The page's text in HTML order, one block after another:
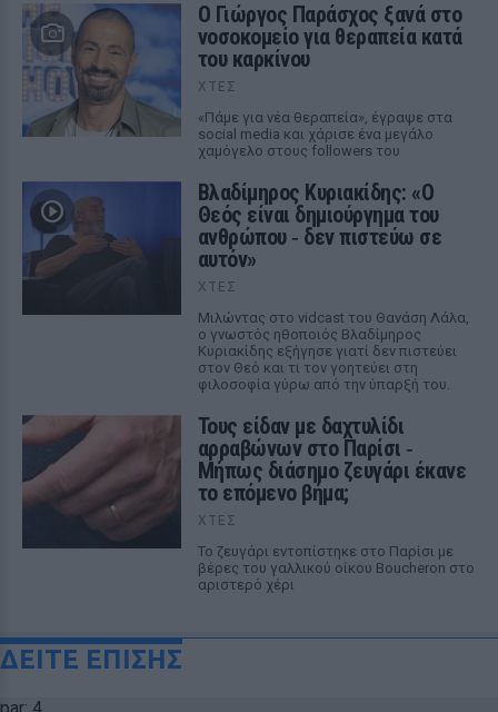
O Γιώργος Παράσχος ξανά στο
νοσοκομείο για θεραπεία κατά
του καρκίνου
ΧΤΕΣ
«Πάμε για νέα θεραπεία», έγραψε στα
social media και χάρισε ένα μεγάλο
χαμόγελο στους followers του
Βλαδίμηρος Κυριακίδης: «Ο
Θεός είναι δημιούργημα του
ανθρώπου ‑ δεν πιστεύω σε
αυτόν»
ΧΤΕΣ
Μιλώντας στο vidcast του Θανάση Λάλα,
ο γνωστός ηθοποιός Βλαδίμηρος
Κυριακίδης εξήγησε γιατί δεν πιστεύει
στον Θεό και τι τον γοητεύει στη
φιλοσοφία γύρω από την ύπαρξή του.
Τους είδαν με δαχτυλίδι
αρραβώνων στο Παρίσι ‑
Μήπως διάσημο ζευγάρι έκανε
το επόμενο βήμα;
ΧΤΕΣ
Το ζευγάρι εντοπίστηκε στο Παρίσι με
βέρες του γαλλικού οίκου Boucheron στο
αριστερό χέρι
ΔΕΙΤΕ ΕΠΙΣΗΣ